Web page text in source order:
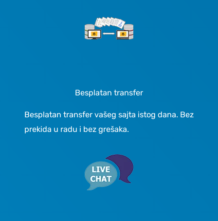
Besplatan transfer
Besplatan transfer vašeg sajta istog dana. Bez
prekida u radu i bez grešaka.